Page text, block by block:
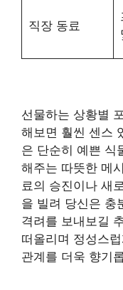
직장 동료
선물하는 상황별
해보면 훨씬 센스
은 단순히 예쁜 식
해주는 따뜻한 메
료의 승진이나 새
을 빌려 당신은 충
격려를 보내보길
떠올리며 정성스
관계를 더욱 향기